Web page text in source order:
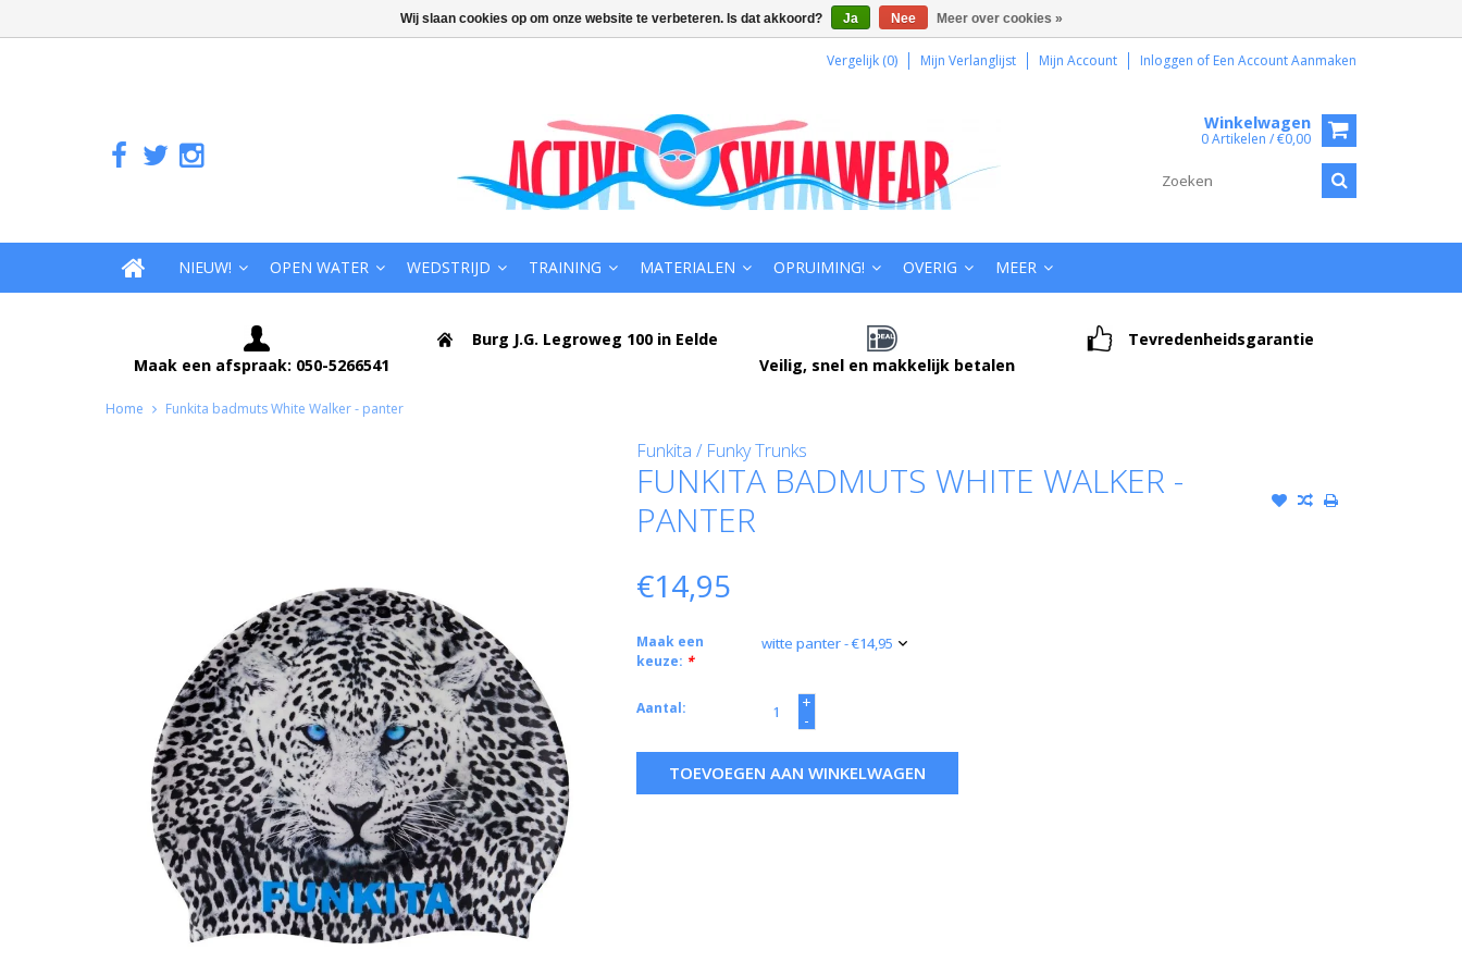
Vergelijk (0) Mijn Verlanglijst Mijn Account Inloggen of Een Account Aanmaken
Winkelwagen
0 Artikelen / €0,00
NIEUW! OPEN WATER WEDSTRIJD TRAINING MATERIALEN OPRUIMING! OVERIG MEER
Maak een afspraak: 050-5266541
Burg J.G. Legroweg 100 in Eelde
Veilig, snel en makkelijk betalen
Tevredenheidsgarantie
Home Funkita badmuts White Walker - panter
Funkita / Funky Trunks
FUNKITA BADMUTS WHITE WALKER -
PANTER
€14,95
Maak een
keuze: *
Aantal:
+
-
TOEVOEGEN AAN WINKELWAGEN
Wij slaan cookies op om onze website te verbeteren. Is dat akkoord? Ja Nee Meer over cookies »